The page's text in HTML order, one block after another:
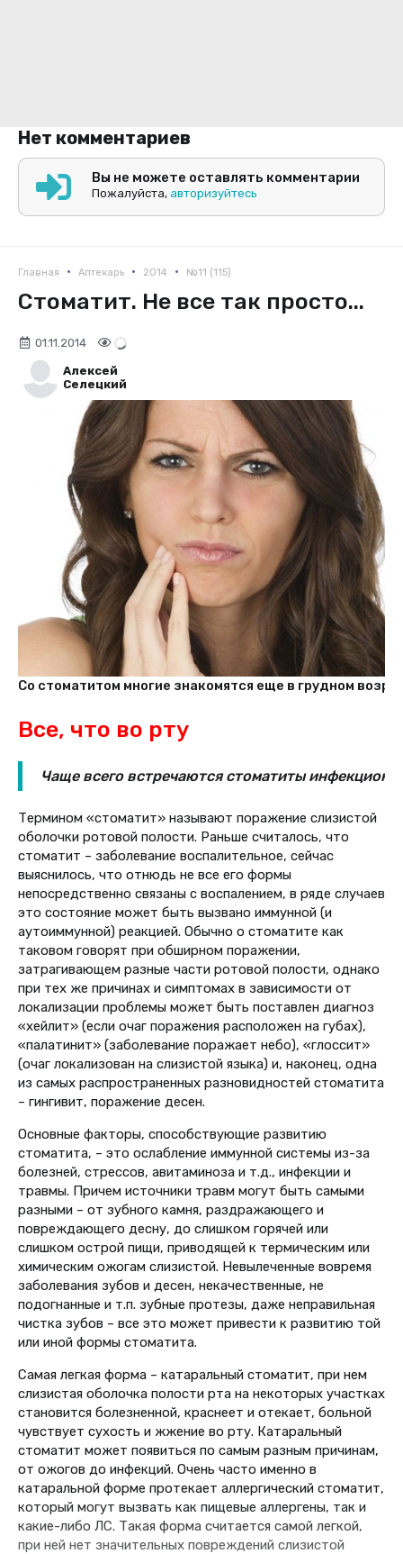
Нет комментариев
Вы не можете оставлять комментарии
Пожалуйста, авторизуйтесь
Главная • Аптекарь • 2014 • №11 (115)
Стоматит. Не все так просто...
01.11.2014
Алексей
Селецкий
Со стоматитом многие знакомятся еще в грудном
Все, что во рту
Чаще всего встречаются стоматиты
Термином «стоматит» называют поражение слизистой
оболочки ротовой полости. Раньше считалось, что
стоматит – заболевание воспалительное, сейчас
выяснилось, что отнюдь не все его формы
непосредственно связаны с воспалением, в ряде случаев
это состояние может быть вызвано иммунной (и
аутоиммунной) реакцией. Обычно о стоматите как
таковом говорят при обширном поражении,
затрагивающем разные части ротовой полости, однако
при тех же причинах и симптомах в зависимости от
локализации проблемы может быть поставлен диагноз
«хейлит» (если очаг поражения расположен на губах),
«палатинит» (заболевание поражает небо), «глоссит»
(очаг локализован на слизистой языка) и, наконец, одна
из самых распространенных разновидностей стоматита
– гингивит, поражение десен.
Основные факторы, способствующие развитию
стоматита, – это ослабление иммунной системы из-за
болезней, стрессов, авитаминоза и т.д., инфекции и
травмы. Причем источники травм могут быть самыми
разными – от зубного камня, раздражающего и
повреждающего десну, до слишком горячей или
слишком острой пищи, приводящей к термическим или
химическим ожогам слизистой. Невылеченные вовремя
заболевания зубов и десен, некачественные, не
подогнанные и т.п. зубные протезы, даже неправильная
чистка зубов – все это может привести к развитию той
или иной формы стоматита.
Самая легкая форма – катаральный стоматит, при нем
слизистая оболочка полости рта на некоторых участках
становится болезненной, краснеет и отекает, больной
чувствует сухость и жжение во рту. Катаральный
стоматит может появиться по самым разным причинам,
от ожогов до инфекций. Очень часто именно в
катаральной форме протекает аллергический стоматит,
который могут вызвать как пищевые аллергены, так и
какие-либо ЛС. Такая форма считается самой легкой,
при ней нет значительных повреждений слизистой